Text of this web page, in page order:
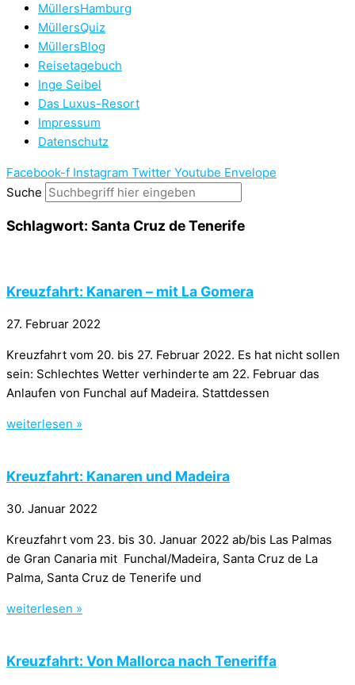
MüllersHamburg
MüllersQuiz
MüllersBlog
Reisetagebuch
Inge Seibel
Das Luxus-Resort
Impressum
Datenschutz
Facebook-f Instagram Twitter Youtube Envelope
Suche
Schlagwort: Santa Cruz de Tenerife
Kreuzfahrt: Kanaren – mit La Gomera
27. Februar 2022
Kreuzfahrt vom 20. bis 27. Februar 2022. Es hat nicht sollen
sein: Schlechtes Wetter verhinderte am 22. Februar das
Anlaufen von Funchal auf Madeira. Stattdessen
weiterlesen »
Kreuzfahrt: Kanaren und Madeira
30. Januar 2022
Kreuzfahrt vom 23. bis 30. Januar 2022 ab/bis Las Palmas
de Gran Canaria mit Funchal/Madeira, Santa Cruz de La
Palma, Santa Cruz de Tenerife und
weiterlesen »
Kreuzfahrt: Von Mallorca nach Teneriffa